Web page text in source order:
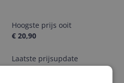
Hoogste prijs ooit
€ 20,90
Laatste prijsupdate
06-08-2026